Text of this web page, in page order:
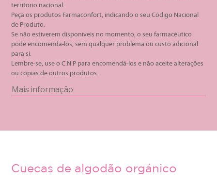
território nacional.
Peça os produtos Farmaconfort, indicando o seu Código Nacional
de Produto.
Se não estiverem disponíveis no momento, o seu farmacêutico
pode encomendá-los, sem qualquer problema ou custo adicional
para si.
Lembre-se, use o C.N.P para encomendá-los e não aceite alterações
ou cópias de outros produtos.
Mais informação
Cuecas de algodão orgánico